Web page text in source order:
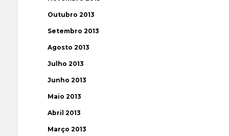
Outubro 2013
Setembro 2013
Agosto 2013
Julho 2013
Junho 2013
Maio 2013
Abril 2013
Março 2013